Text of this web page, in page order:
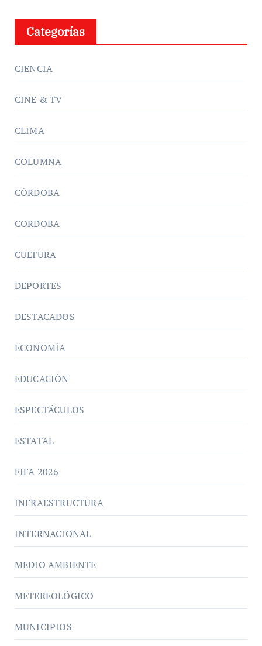
Categorías
CIENCIA
CINE & TV
CLIMA
COLUMNA
CÓRDOBA
CORDOBA
CULTURA
DEPORTES
DESTACADOS
ECONOMÍA
EDUCACIÓN
ESPECTÁCULOS
ESTATAL
FIFA 2026
INFRAESTRUCTURA
INTERNACIONAL
MEDIO AMBIENTE
METEREOLÓGICO
MUNICIPIOS